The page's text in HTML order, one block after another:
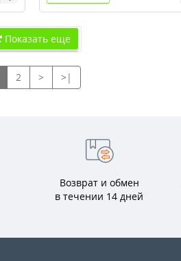
Показать еще
2 >
>|
Возврат и обмен
в течении 14 дней